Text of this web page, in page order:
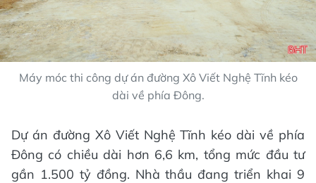
Máy móc thi công dự án đường Xô Viết Nghệ Tĩnh kéo
dài về phía Đông.
Dự án đường Xô Viết Nghệ Tĩnh kéo dài về phía
Đông có chiều dài hơn 6,6 km, tổng mức đầu tư
gần 1.500 tỷ đồng. Nhà thầu đang triển khai 9